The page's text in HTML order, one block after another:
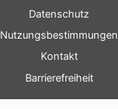
Datenschutz
Nutzungsbestimmungen
Kontakt
Barrierefreiheit